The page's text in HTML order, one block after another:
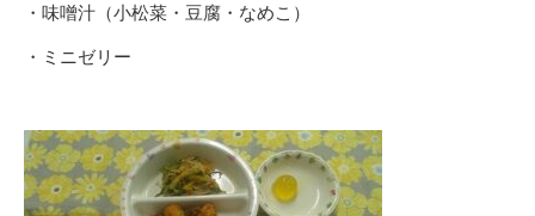
・味噌汁（小松菜・豆腐・なめこ）
・ミニゼリー